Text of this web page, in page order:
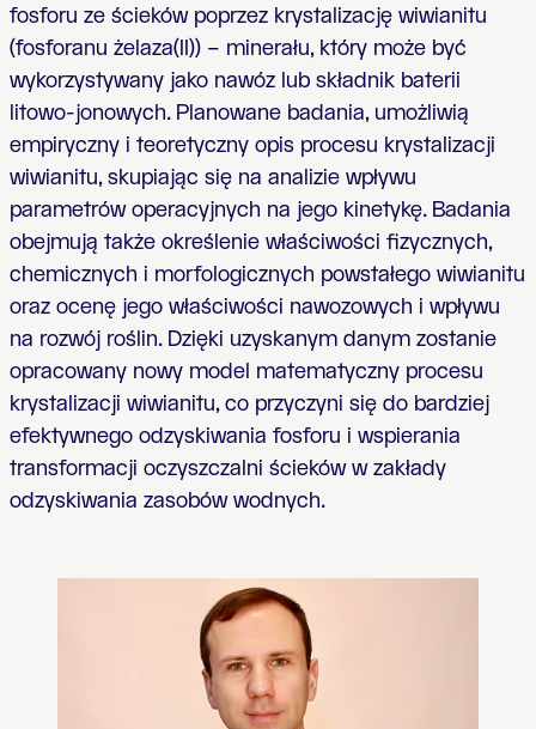
fosforu ze ścieków poprzez krystalizację wiwianitu
(fosforanu żelaza(II)) – minerału, który może być
wykorzystywany jako nawóz lub składnik baterii
litowo-jonowych. Planowane badania, umożliwią
empiryczny i teoretyczny opis procesu krystalizacji
wiwianitu, skupiając się na analizie wpływu
parametrów operacyjnych na jego kinetykę. Badania
obejmują także określenie właściwości fizycznych,
chemicznych i morfologicznych powstałego wiwianitu
oraz ocenę jego właściwości nawozowych i wpływu
na rozwój roślin. Dzięki uzyskanym danym zostanie
opracowany nowy model matematyczny procesu
krystalizacji wiwianitu, co przyczyni się do bardziej
efektywnego odzyskiwania fosforu i wspierania
transformacji oczyszczalni ścieków w zakłady
odzyskiwania zasobów wodnych.